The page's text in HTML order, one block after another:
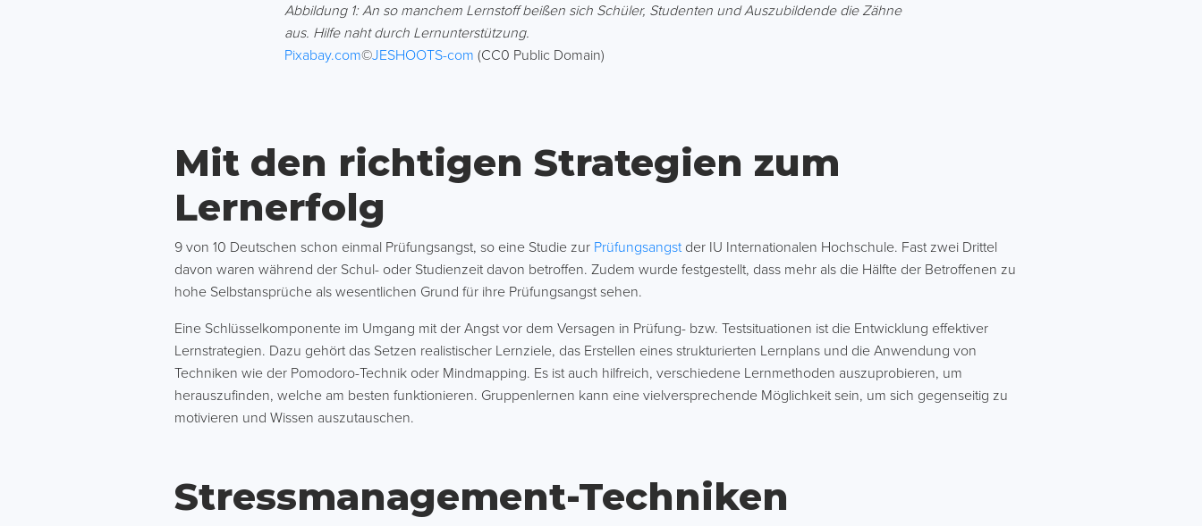
Abbildung 1: An so manchem Lernstoff beißen sich Schüler, Studenten und Auszubildende die Zähne
aus. Hilfe naht durch Lernunterstützung.
Pixabay.com©JESHOOTS-com (CC0 Public Domain)
Mit den richtigen Strategien zum
Lernerfolg
9 von 10 Deutschen schon einmal Prüfungsangst, so eine Studie zur Prüfungsangstder IU Internationalen Hochschule. Fast zwei Drittel
davon waren während der Schul- oder Studienzeit davon betroffen. Zudem wurde festgestellt, dass mehr als die Hälfte der Betroffenen zu
hohe Selbstansprüche als wesentlichen Grund für ihre Prüfungsangst sehen.
Eine Schlüsselkomponente im Umgang mit der Angst vor dem Versagen in Prüfung- bzw. Testsituationen ist die Entwicklung effektiver
Lernstrategien. Dazu gehört das Setzen realistischer Lernziele, das Erstellen eines strukturierten Lernplans und die Anwendung von
Techniken wie der Pomodoro-Technik oder Mindmapping. Es ist auch hilfreich, verschiedene Lernmethoden auszuprobieren, um
herauszufinden, welche am besten funktionieren. Gruppenlernen kann eine vielversprechende Möglichkeit sein, um sich gegenseitig zu
motivieren und Wissen auszutauschen.
Stressmanagement-Techniken